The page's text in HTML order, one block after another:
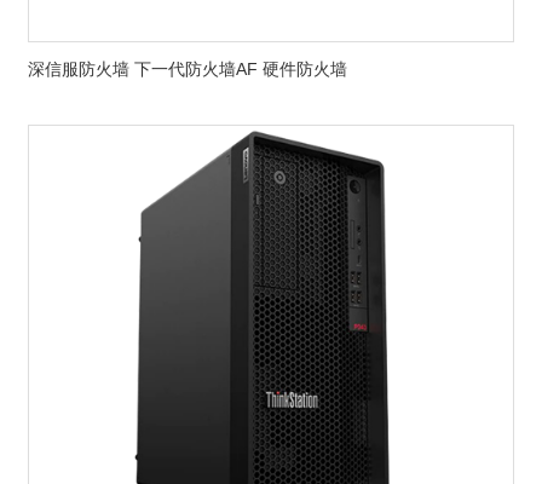
深信服防火墙 下一代防火墙AF 硬件防火墙